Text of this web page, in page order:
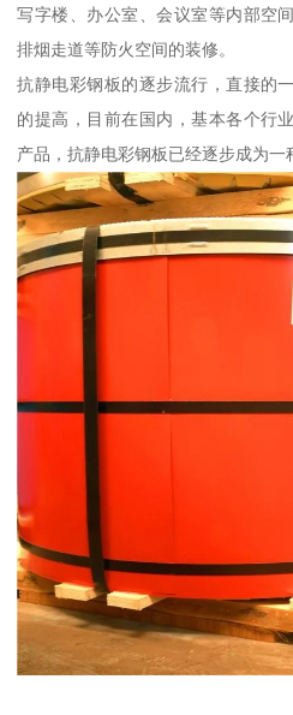
写字楼、办公室、会议室等内部空
排烟走道等防火空间的装修。
抗静电彩钢板的逐步流行，直接的
的提高，目前在国内，基本各个行
产品，抗静电彩钢板已经逐步成为一